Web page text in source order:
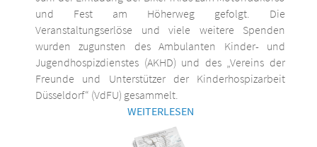
und Fest am Höherweg gefolgt. Die
Veranstaltungserlöse und viele weitere Spenden
wurden zugunsten des Ambulanten Kinder- und
Jugendhospizdienstes (AKHD) und des „Vereins der
Freunde und Unterstützer der Kinderhospizarbeit
Düsseldorf“ (VdFU) gesammelt.
WEITERLESEN